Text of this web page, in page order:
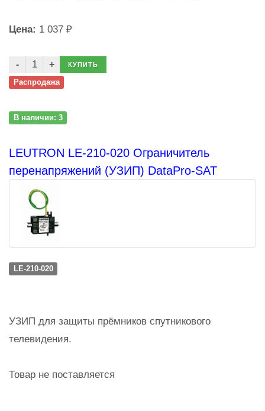
Цена: 1 037 ₽
КУПИТЬ
Распродажа
В наличии: 3
LEUTRON LE-210-020 Ограничитель
перенапряжений (УЗИП) DataPro-SAT
LE-210-020
УЗИП для защиты прёмников спутникового
телевидения.
Товар не поставляется